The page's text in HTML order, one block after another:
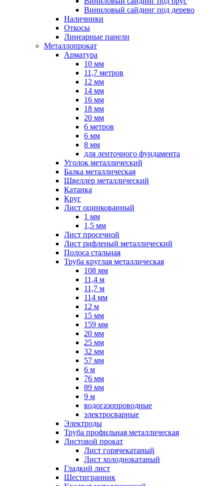
Виниловый сайдинг под дерево
Наличники
Откосы
Линеарные панели
Металлопрокат
Арматура
10 мм
11,7 метров
12 мм
14 мм
16 мм
18 мм
20 мм
6 метров
6 мм
8 мм
для ленточного фундамента
Уголок металлический
Балка металлическая
Швеллер металлический
Катанка
Круг
Лист оцинкованный
1 мм
1,5 мм
Лист просечной
Лист рифленый металлический
Полоса стальная
Труба круглая металлическая
108 мм
11,4 м
11,7 м
114 мм
12 м
15 мм
159 мм
20 мм
25 мм
32 мм
57 мм
6 м
76 мм
89 мм
9 м
водогазопроводные
электросварные
Электроды
Труба профильная металлическая
Листовой прокат
Лист горячекатаный
Лист холоднокатаный
Гладкий лист
Шестигранник